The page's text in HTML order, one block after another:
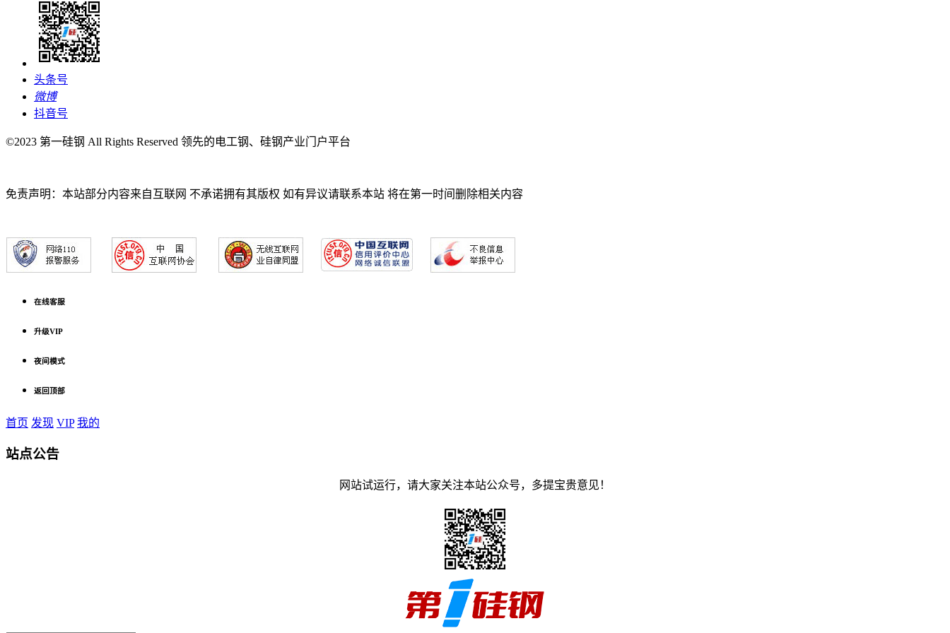
头条号
微博
抖音号
©2023 第一硅钢 All Rights Reserved 领先的电工钢、硅钢产业门户平台
免责声明：本站部分内容来自互联网 不承诺拥有其版权 如有异议请联系本站 将在第一时间删除相关内容
在线客服
升级VIP
夜间模式
返回顶部
首页 发现 VIP 我的
站点公告
网站试运行，请大家关注本站公众号，多提宝贵意见！